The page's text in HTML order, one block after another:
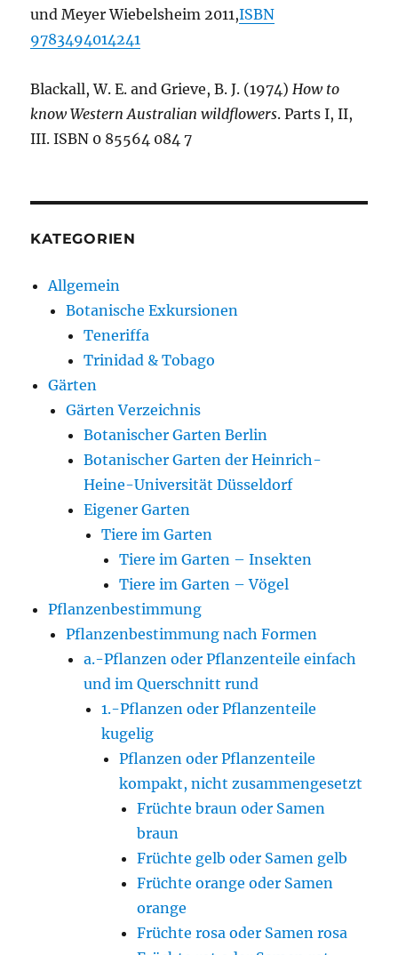
und Meyer Wiebelsheim 2011,ISBN
9783494014241
Blackall, W. E. and Grieve, B. J. (1974)How to
know Western Australian wildflowers. Parts I, II,
III. ISBN 0 85564 084 7
KATEGORIEN
Allgemein
Botanische Exkursionen
Teneriffa
Trinidad & Tobago
Gärten
Gärten Verzeichnis
Botanischer Garten Berlin
Botanischer Garten der Heinrich-
Heine-Universität Düsseldorf
Eigener Garten
Tiere im Garten
Tiere im Garten – Insekten
Tiere im Garten – Vögel
Pflanzenbestimmung
Pflanzenbestimmung nach Formen
a.-Pflanzen oder Pflanzenteile einfach
und im Querschnitt rund
1.-Pflanzen oder Pflanzenteile
kugelig
Pflanzen oder Pflanzenteile
kompakt, nicht zusammengesetzt
Früchte braun oder Samen
braun
Früchte gelb oder Samen gelb
Früchte orange oder Samen
orange
Früchte rosa oder Samen rosa